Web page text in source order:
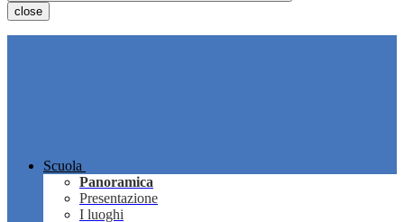
close
Scuola
Panoramica
Presentazione
I luoghi